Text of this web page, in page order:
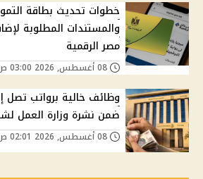
والمستندات المطلوبة
مصر الرقمية
ضمن نشرة وزارة العمل